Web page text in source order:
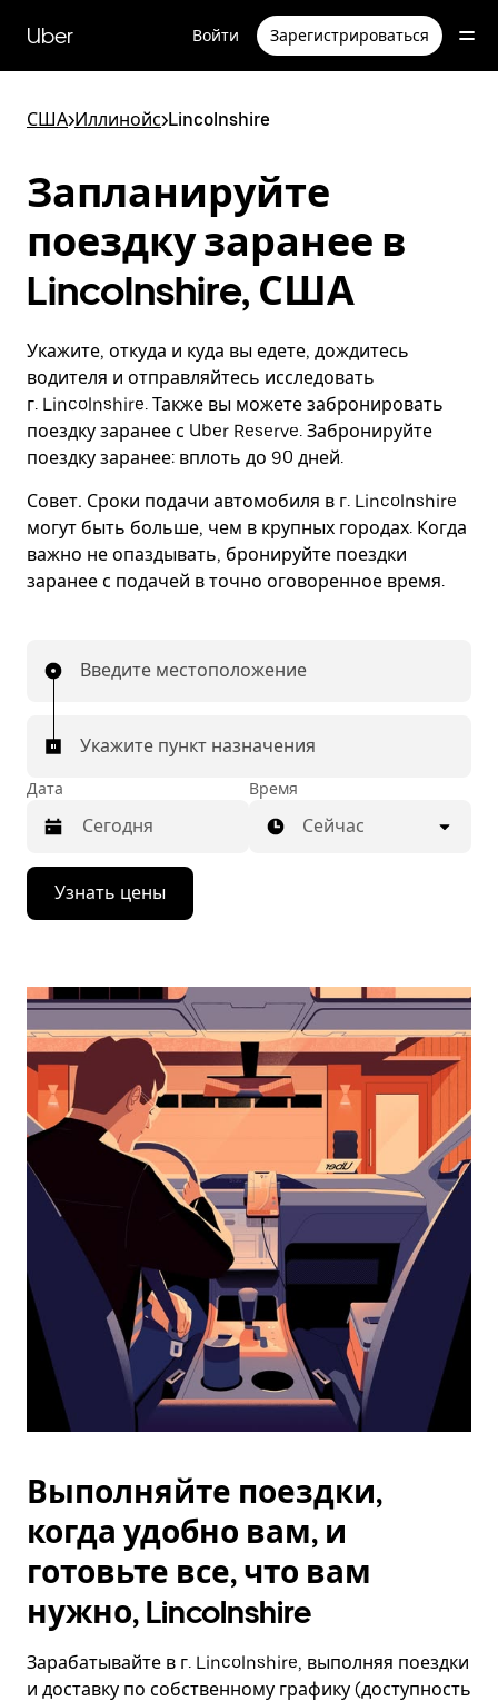
перейти
к
Uber Войти Зарегистрироваться
США>Иллинойс>Lincolnshire
Запланируйте
поездку заранее в
Lincolnshire, США
Укажите, откуда и куда вы едете, дождитесь
водителя и отправляйтесь исследовать
г. Lincolnshire. Также вы можете забронировать
поездку заранее с Uber Reserve. Забронируйте
поездку заранее: вплоть до 90 дней.
Совет. Сроки подачи автомобиля в г. Lincolnshire
могут быть больше, чем в крупных городах. Когда
важно не опаздывать, бронируйте поездки
заранее с подачей в точно оговоренное время.
Введите местоположение
Укажите пункт назначения
Дата
Нажмите
стрелку
вниз,
календарю
выбрать
дату.
Чтобы
закрыть
календарь,
нажмите
Esc.
Время
Сейчас
Узнать цены
Выполняйте поездки,
когда удобно вам, и
готовьте все, что вам
нужно, Lincolnshire
Зарабатывайте в г. Lincolnshire, выполняя поездки
и доставку по собственному графику (доступность